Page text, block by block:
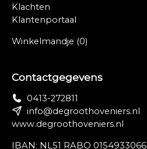
Klachten
Klantenportaal
Winkelmandje (0)
Contactgegevens
0413-272811
info@degroothoveniers.nl
www.degroothoveniers.nl
IBAN: NL51 RABO 0154933066